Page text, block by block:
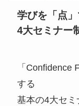
学びを「点」
4大セミナー
「Confidence
する
基本の4大セミ